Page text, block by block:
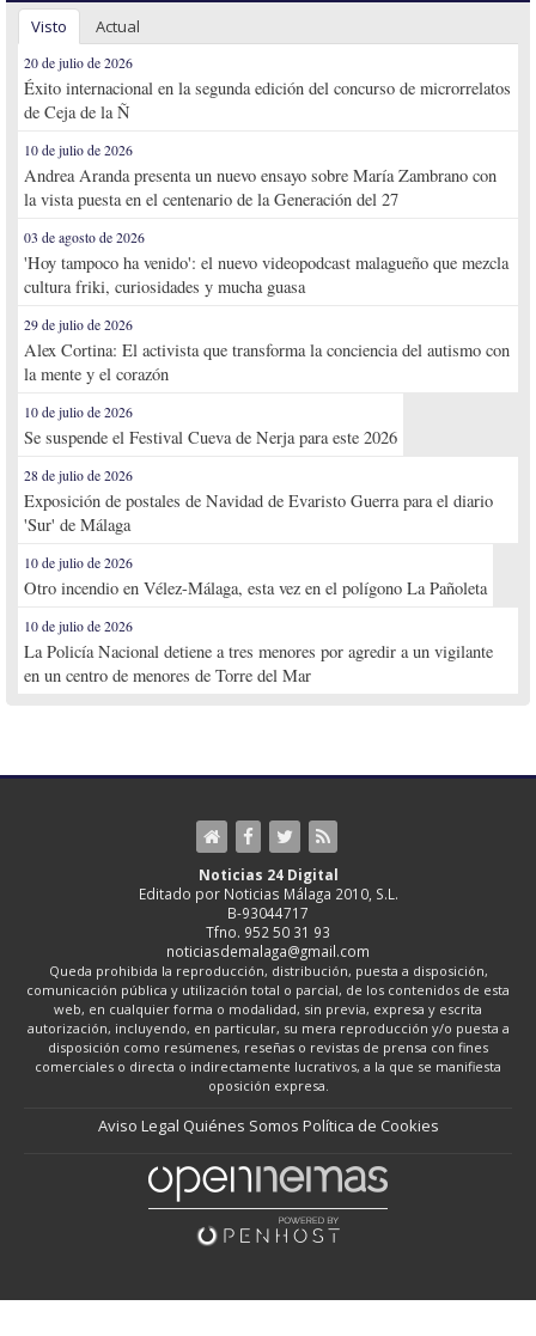
Visto Actual
20 de julio de 2026
Éxito internacional en la segunda edición del concurso de microrrelatos
de Ceja de la Ñ
10 de julio de 2026
Andrea Aranda presenta un nuevo ensayo sobre María Zambrano con
la vista puesta en el centenario de la Generación del 27
03 de agosto de 2026
'Hoy tampoco ha venido': el nuevo videopodcast malagueño que mezcla
cultura friki, curiosidades y mucha guasa
29 de julio de 2026
Alex Cortina: El activista que transforma la conciencia del autismo con
la mente y el corazón
10 de julio de 2026
Se suspende el Festival Cueva de Nerja para este 2026
28 de julio de 2026
Exposición de postales de Navidad de Evaristo Guerra para el diario
'Sur' de Málaga
10 de julio de 2026
Otro incendio en Vélez-Málaga, esta vez en el polígono La Pañoleta
10 de julio de 2026
La Policía Nacional detiene a tres menores por agredir a un vigilante
en un centro de menores de Torre del Mar
Noticias 24 Digital
Editado por Noticias Málaga 2010, S.L.
B-93044717
Tfno. 952 50 31 93
noticiasdemalaga@gmail.com
Queda prohibida la reproducción, distribución, puesta a disposición,
comunicación pública y utilización total o parcial, de los contenidos de esta
web, en cualquier forma o modalidad, sin previa, expresa y escrita
autorización, incluyendo, en particular, su mera reproducción y/o puesta a
disposición como resúmenes, reseñas o revistas de prensa con fines
comerciales o directa o indirectamente lucrativos, a la que se manifiesta
oposición expresa.
Aviso Legal Quiénes Somos Política de Cookies